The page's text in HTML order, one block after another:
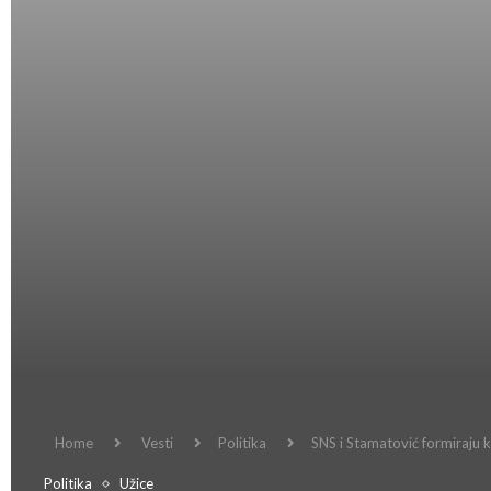
Home Vesti Politika SNS i Stamatović formiraju
Politika Užice